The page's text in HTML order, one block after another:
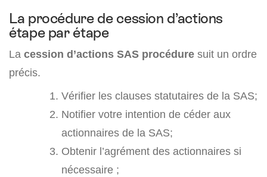
La procédure de cession d’actions
étape par étape
La cession d’actions SAS procédure suit un ordre
précis.
Vérifier les clauses statutaires de la SAS;
Notifier votre intention de céder aux
actionnaires de la SAS;
Obtenir l’agrément des actionnaires si
nécessaire ;